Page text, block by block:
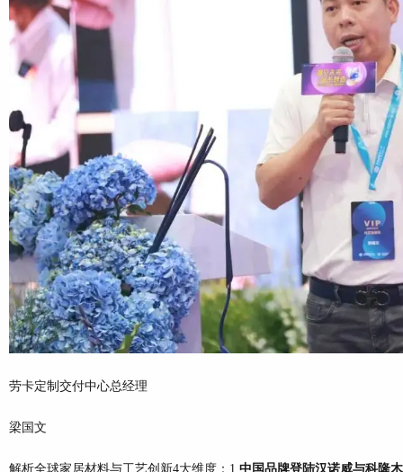
劳卡定制交付中心总经理
梁国文
解析全球家居材料与工艺创新4大维度：1. 中国品牌登陆汉诺威与科隆